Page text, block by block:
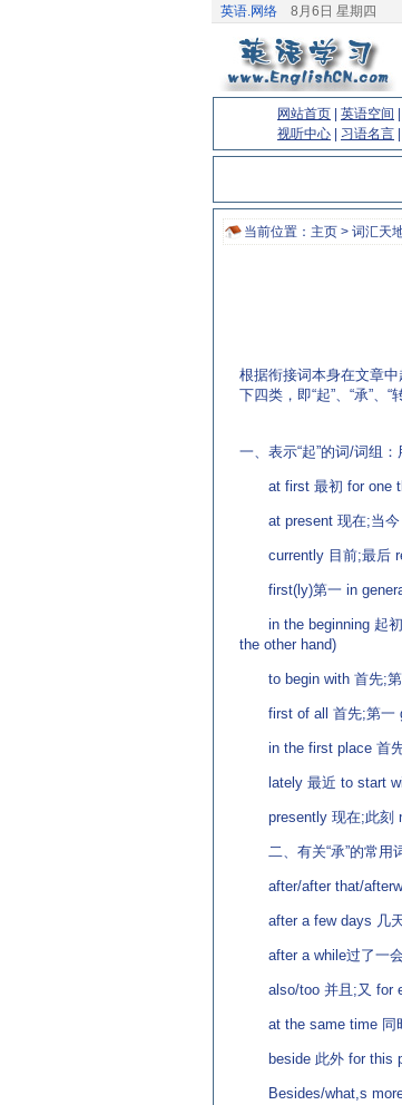
英语.网络 8月6日 星期四
网站首页 英语空间
视听中心
习语名言
当前位置： 主页 > 词汇天
根据衔接词本身在文章
下四类，即“起”、“承”、“
一、表示“起”的词/词组：
at first 最初 for one
at present 现在;当
currently 目前;最后
first(ly)第一 in
in the beginning 起初
the other hand)
to begin with 首先;第
first of all 首先;第一
in the first place 首先
lately 最近 to start
presently 现在;此刻
二、有关“承”的常用
after/after that/
after a few days 几天
after a while过了一会
also/too 并且;又 for
at the same time 同
beside 此外 for this
Besides/what,s more